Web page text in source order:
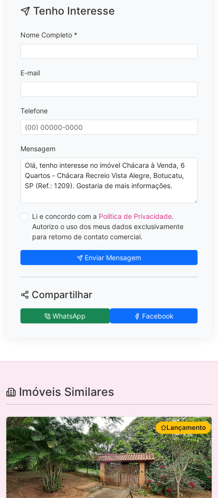
Tenho Interesse
Nome Completo *
E-mail
Telefone
Mensagem
Li e concordo com a Política de Privacidade.
Autorizo o uso dos meus dados exclusivamente
para retorno de contato comercial.
Enviar Mensagem
Compartilhar
WhatsApp Facebook
Imóveis Similares
Lançamento